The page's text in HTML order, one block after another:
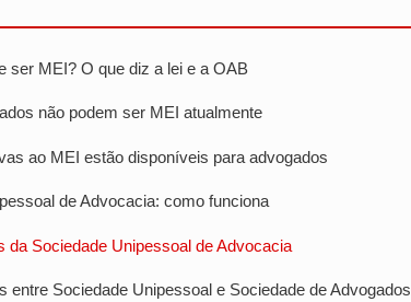
ser MEI? O que diz a lei e a OAB
não podem ser MEI atualmente
ao MEI estão disponíveis para advogados
de Advocacia: como funciona
da Sociedade Unipessoal de Advocacia
entre Sociedade Unipessoal e Sociedade de Advogados